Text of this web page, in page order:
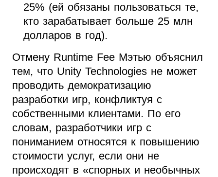
25% (ей обязаны пользоваться те,
кто зарабатывает больше 25 млн
долларов в год).
Отмену Runtime Fee Мэтью объяснил
тем, что Unity Technologies не может
проводить демократизацию
разработки игр, конфликтуя с
собственными клиентами. По его
словам, разработчики игр с
пониманием относятся к повышению
стоимости услуг, если они не
происходят в «спорных и необычных